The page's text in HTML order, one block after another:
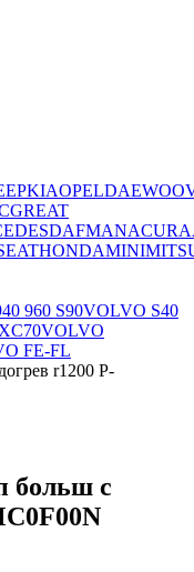
KIAOPELDAEWOO
GREAT
DAFMANACURA
HONDAMINI
960 S90VOLVO S40
VOLVO
FE-FL
r1200 P-
больш с